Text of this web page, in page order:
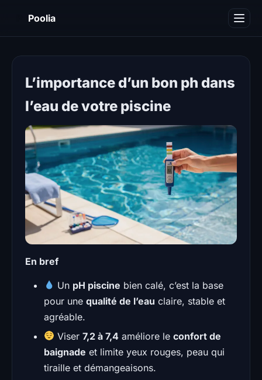
Poolia
Travaux
Divers
L’importance d’un bon ph dans
l’eau de votre piscine
En bref
Un pH piscine bien calé, c’est la base
pour une qualité de l’eau claire, stable et
agréable.
Viser7,2 à 7,4 améliore leconfort de
baignade et limite yeux rouges, peau qui
tiraille et démangeaisons.